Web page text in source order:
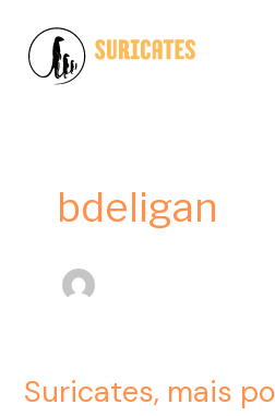
contenu
bdeligan
Suricates, mais
Suricates,